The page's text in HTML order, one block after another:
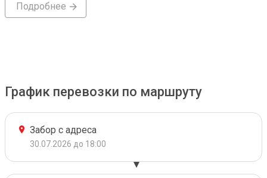
Подробнее
График перевозки по маршруту
Забор с адреса
30.07.2026 до 18:00